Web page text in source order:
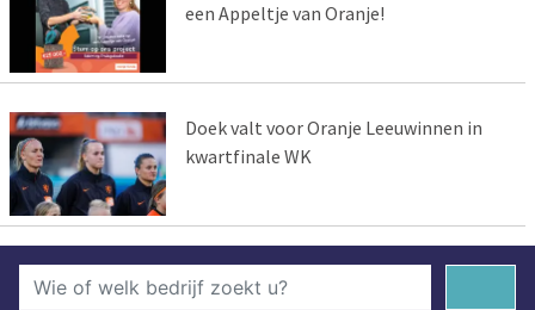
een Appeltje van Oranje!
Doek valt voor Oranje Leeuwinnen in
kwartfinale WK